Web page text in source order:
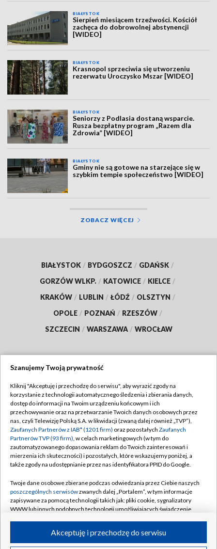
BIAŁYSTOK
Sierpień miesiącem trzeźwości. Kościół
zachęca do dobrowolnej abstynencji
[WIDEO]
BIAŁYSTOK
Krasnopol sprzeciwia się utworzeniu
rezerwatu Uroczysko Mszar [WIDEO]
BIAŁYSTOK
Seniorzy z Podlasia dostaną wsparcie.
Rusza bezpłatny program „Razem dla
Zdrowia” [WIDEO]
BIAŁYSTOK
Gminy nie są gotowe na starzejące się w
szybkim tempie społeczeństwo [WIDEO]
ZOBACZ WIĘCEJ
BIAŁYSTOK / BYDGOSZCZ / GDAŃSK /
GORZÓW WLKP. / KATOWICE / KIELCE /
KRAKÓW / LUBLIN / ŁÓDŹ / OLSZTYN /
OPOLE / POZNAŃ / RZESZÓW /
SZCZECIN / WARSZAWA / WROCŁAW
TVP
Abonament TVP
Emisja w TVP
Centrum informacji TVP
Naziemna Telewizja Cyfrowa
Rada Programowa
System NOS
Informacje o nadawcy
Program dla prasy
Regulamin TVP
Polityka prywatności
Moje zgody
Pomoc
Kontakt
Kanały
©2026 Telewizja Polska S.A. w likwidacji
Szanujemy Twoją prywatność
Kliknij "Akceptuję i przechodzę do serwisu", aby wyrazić zgody na
korzystanie z technologii automatycznego śledzenia i zbierania danych,
dostęp do informacji na Twoim urządzeniu końcowym i ich
przechowywanie oraz na przetwarzanie Twoich danych osobowych przez
nas, czyli Telewizję Polską S.A. w likwidacji (zwaną dalej również „TVP”),
Zaufanych Partnerów z IAB* (1201 firm) oraz pozostałych Zaufanych
Partnerów TVP (93 firm), w celach marketingowych (w tym do
zautomatyzowanego dopasowania reklam do Twoich zainteresowań i
mierzenia ich skuteczności) i pozostałych, które wskazujemy poniżej, a
także zgody na udostępnianie przez nas identyfikatora PPID do Google.
Twoje dane osobowe zbierane podczas odwiedzania przez Ciebie naszych
poszczególnych serwisówzwanych dalej „Portalem”, w tym informacje
zapisywane za pomocą technologii takich jak: pliki cookie, sygnalizatory
WWW lub innych podobnych technologii umożliwiających świadczenie
ruchu w Internecie.Akceptuję i przechodzę do serwisu